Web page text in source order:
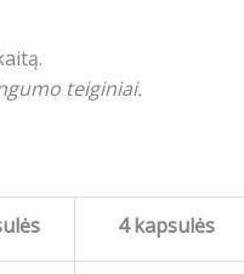
teiginiai.
4 kapsulės